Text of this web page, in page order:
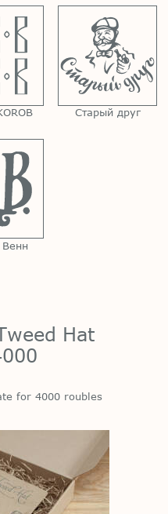
Старый друг
Hat
for 4000 roubles